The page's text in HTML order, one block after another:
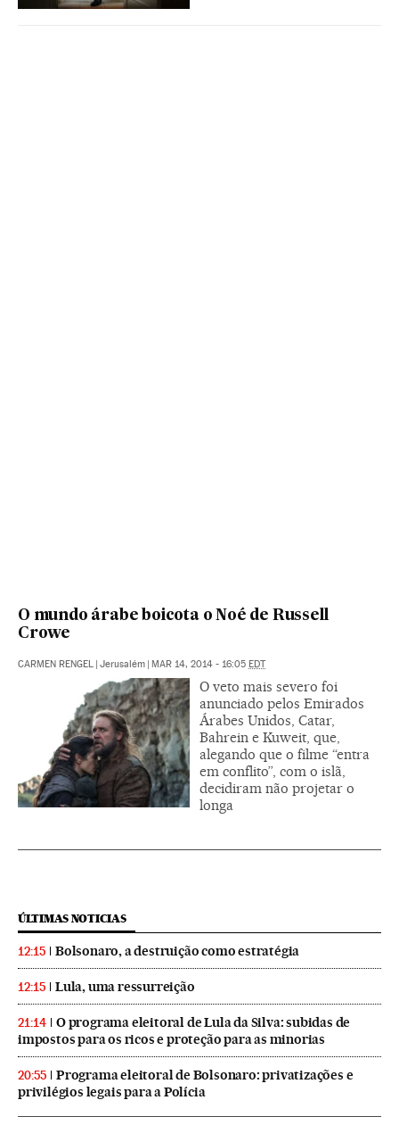
O mundo árabe boicota o Noé de Russell
Crowe
CARMEN RENGEL Jerusalém MAR 14, 2014 - 16:05 EDT
O veto mais severo foi
anunciado pelos Emirados
Árabes Unidos, Catar,
Bahrein e Kuweit, que,
alegando que o filme “entra
em conflito”, com o islã,
decidiram não projetar o
longa
ÚLTIMAS NOTICIAS
12:15 Bolsonaro, a destruição como estratégia
12:15 Lula, uma ressurreição
21:14
O programa eleitoral de Lula da Silva: subidas de
impostos para os ricos e proteção para as minorias
20:55
Programa eleitoral de Bolsonaro: privatizações e
privilégios legais para a Polícia